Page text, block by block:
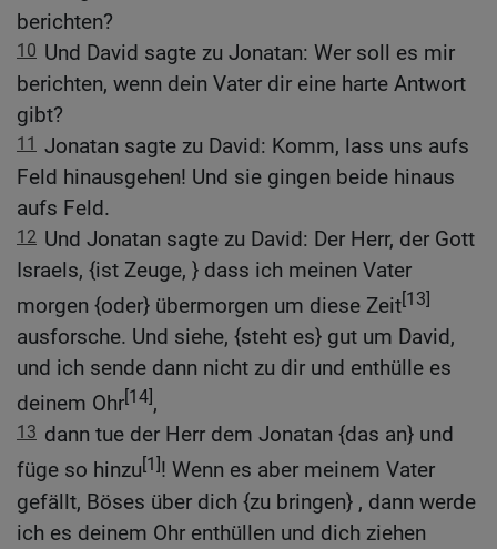
berichten?
10 Und David sagte zu Jonatan: Wer soll es mir
berichten, wenn dein Vater dir eine harte Antwort
gibt?
11 Jonatan sagte zu David: Komm, lass uns aufs
Feld hinausgehen! Und sie gingen beide hinaus
aufs Feld.
12 Und Jonatan sagte zu David: Der Herr, der Gott
Israels, {ist Zeuge, } dass ich meinen Vater
morgen {oder} übermorgen um diese Zeit[13]
ausforsche. Und siehe, {steht es} gut um David,
und ich sende dann nicht zu dir und enthülle es
deinem Ohr[14],
13 dann tue der Herr dem Jonatan {das an} und
füge so hinzu[1]! Wenn es aber meinem Vater
gefällt, Böses über dich {zu bringen} , dann werde
ich es deinem Ohr enthüllen und dich ziehen